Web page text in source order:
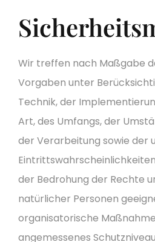
Wir treffen nach Maßgabe
Vorgaben unter
Technik, der
Art, des Umfangs, der
der Verarbeitung sowie der
der Bedrohung der Rechte
natürlicher Personen
organisatorische
angemessenes